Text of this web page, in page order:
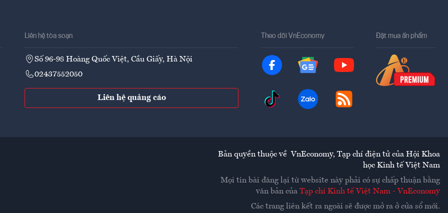
Liên hệ tòa soạn
Số 96-98 Hoàng Quốc Việt, Cầu Giấy, Hà Nội
02437552050
Liên hệ quảng cáo
Theo dõi VnEconomy Đặt mua ấn phẩm
Bản quyền thuộc về VnEconomy, Tạp chí điện tử của Hội Khoa
học Kinh tế Việt Nam
Mọi tin bài đăng lại từ website này phải có sự chấp thuận bằng
văn bản của Tạp chí Kinh tế Việt Nam - VnEconomy
Các trang liên kết ra ngoài sẽ được mở ra ở cửa sổ mới.